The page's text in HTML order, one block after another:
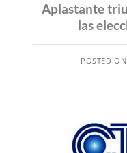
Aplastante
las
POSTED ON